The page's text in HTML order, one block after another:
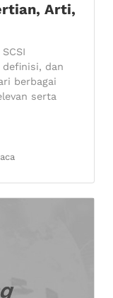
Arti,
dan
berbagai
serta